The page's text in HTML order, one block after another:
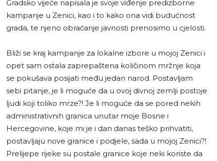
Gradsko vijeće napisala je svoje viđenje predizborne
kampanje u Zenici, kao i to kako ona vidi budućnost
grada, te njeno obraćanje javnosti prenosimo u cjelosti.
Bliži se kraj kampanje za lokalne izbore u mojoj Zenici i
opet sam ostala zaprepaštena količinom mržnje koja
se pokušava posijati među jedan narod. Postavljam
sebi pitanje, je li moguće da u ovoj divnoj zemlji postoje
ljudi koji toliko mrze?! Je li moguće da se pored nekih
administrativnih granica unutar moje Bosne i
Hercegovine, koje mi je i dan danas teško prihvatiti,
postavljaju nove granice i podjele, sada u mojoj Zenici?!
Prelijepe rijeke su postale granice koje neki koriste da